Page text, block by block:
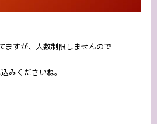
ますが、人数制限しませんので
みくださいね。